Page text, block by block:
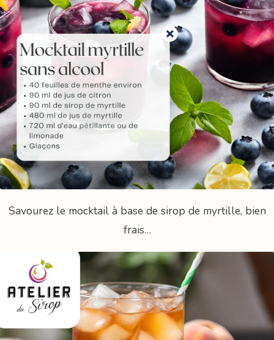
Savourez le mocktail à base de sirop de myrtille, bien
frais…